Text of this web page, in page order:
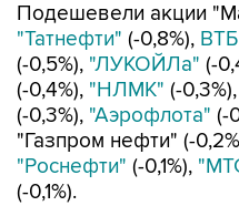
Подешевели акции
"Татнефти" (-0,8%), ВТБ
(-0,5%), "ЛУКОЙЛа" (-
(-0,4%), "НЛМК" (-0,3%),
(-0,3%), "Аэрофлота" (-
"Газпром нефти" (-
"Роснефти" (-0,1%),
(-0,1%).